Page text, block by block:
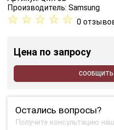
Производитель:Samsung
☆ ☆ ☆ ☆ ☆ 0
Цена по запросу
СООБЩИТЬ
Остались вопросы?
Получите консультацию